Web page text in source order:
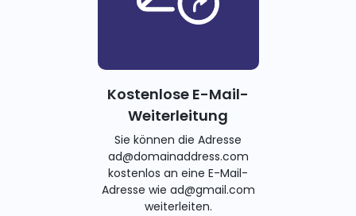
Kostenlose E-Mail-
Weiterleitung
Sie können die Adresse
ad@domainaddress.com
kostenlos an eine E-Mail-
Adresse wie ad@gmail.com
weiterleiten.